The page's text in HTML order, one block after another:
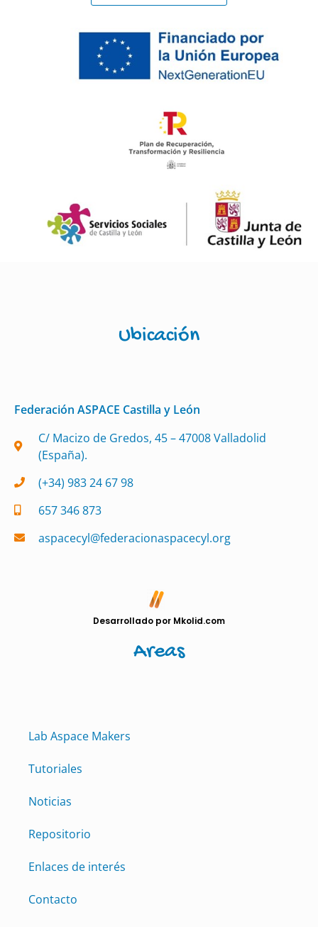
Ubicación
Federación ASPACE Castilla y León
C/ Macizo de Gredos, 45 – 47008 Valladolid
(España).
(+34) 983 24 67 98
657 346 873
aspacecyl@federacionaspacecyl.org
Desarrollado por Mkolid.com
Areas
Lab Aspace Makers
Tutoriales
Noticias
Repositorio
Enlaces de interés
Contacto